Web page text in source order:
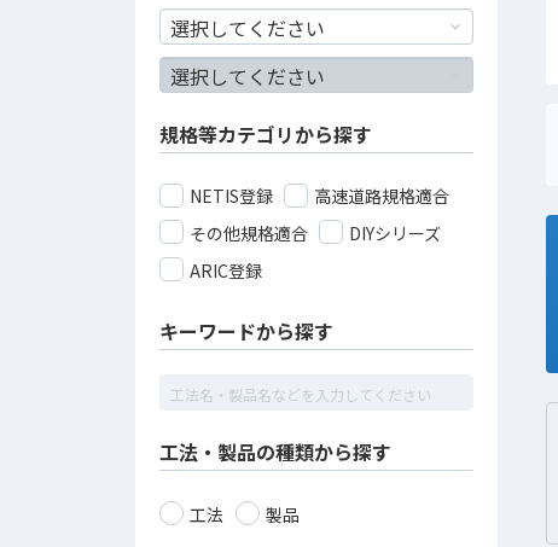
規格等カテゴリから探す
NETIS登録
高速道路規格適合
その他規格適合
DIYシリーズ
ARIC登録
キーワードから探す
工法・製品の種類から探す
工法 製品